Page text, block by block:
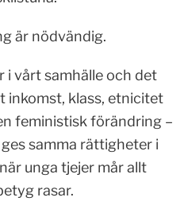
är nödvändig.
i vårt samhälle och det
inkomst, klass, etnicitet
feministisk förändring –
samma rättigheter i
unga tjejer mår allt
rasar.